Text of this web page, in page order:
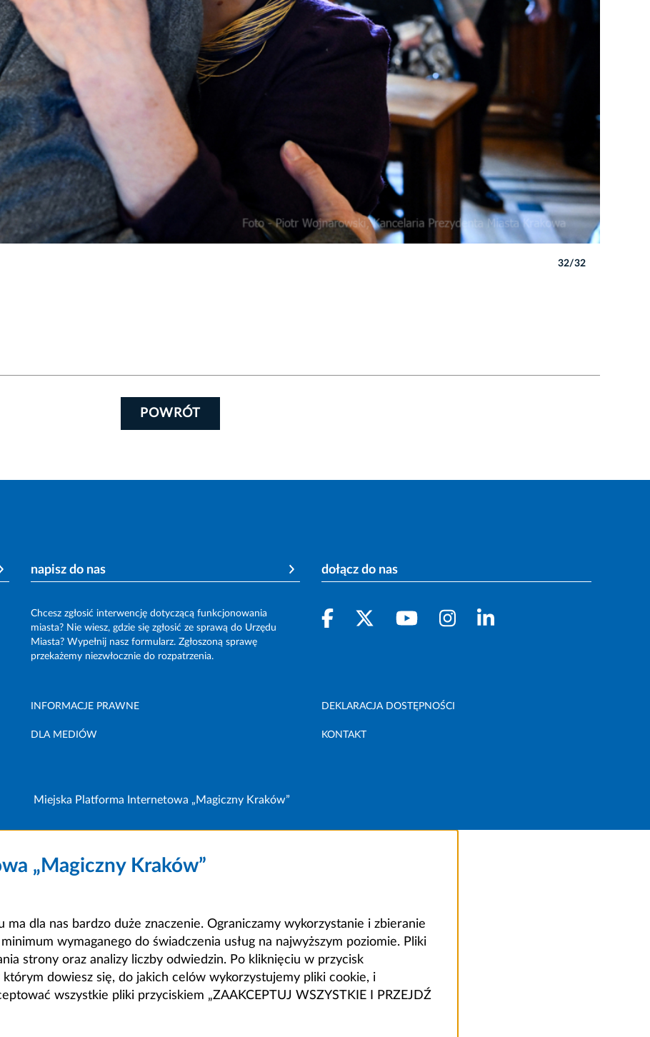
32/32
POWRÓT
napisz do nas
Chcesz zgłosić interwencję dotyczącą funkcjonowania
miasta? Nie wiesz, gdzie się zgłosić ze sprawą do Urzędu
Miasta? Wypełnij nasz formularz. Zgłoszoną sprawę
przekażemy niezwłocznie do rozpatrzenia.
dołącz do nas
INFORMACJE PRAWNE DEKLARACJA DOSTĘPNOŚCI
DLA MEDIÓW KONTAKT
Miejska Platforma Internetowa „Magiczny Kraków”
„Magiczny Kraków”
dla nas bardzo duże znaczenie. Ograniczamy wykorzystanie i zbieranie
wymaganego do świadczenia usług na najwyższym poziomie. Pliki
strony oraz analizy liczby odwiedzin. Po kliknięciu w przycisk
dowiesz się, do jakich celów wykorzystujemy pliki cookie, i
wszystkie pliki przyciskiem „ZAAKCEPTUJ WSZYSTKIE I PRZEJDŹ